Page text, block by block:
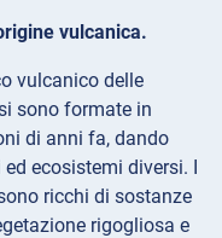
vulcanica.
vulcanico delle
sono formate in
di anni fa, dando
ecosistemi diversi. I
ricchi di sostanze
rigogliosa e